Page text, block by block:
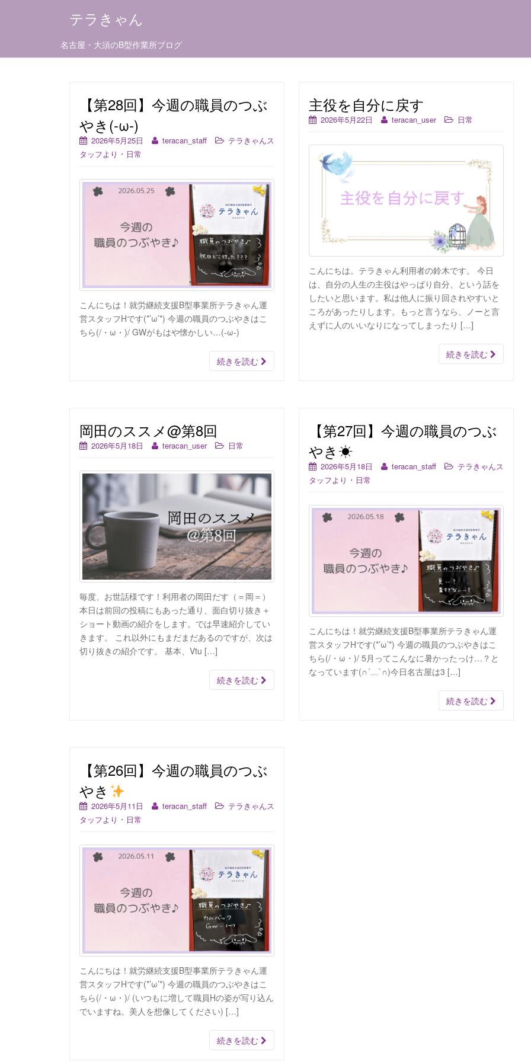
テラきゃん
名古屋・大須のB型作業所ブログ
【第28回】今週の職員のつぶ
やき(-ω-)
2026年5月25日 teracan_staff
テラきゃんス
タッフより ・ 日常
こんにちは！就労継続支援B型事業所テラきゃん運
営スタッフHです(*’ω’*) 今週の職員のつぶやきはこ
ちら(/・ω・)/ GWがもはや懐かしい…(-ω-)
続きを読む
主役を自分に戻す
2026年5月22日 teracan_user 日常
こんにちは。テラきゃん利用者の鈴木です。 今日
は、自分の人生の主役はやっぱり自分、という話を
したいと思います。私は他人に振り回されやすいと
ころがあったりします。もっと言うなら、ノーと言
えずに人のいいなりになってしまったり […]
続きを読む
岡田のススメ@第8回
2026年5月18日 teracan_user 日常
毎度、お世話様です！利用者の岡田だす（＝岡＝）
本日は前回の投稿にもあった通り、面白切り抜き＋
ショート動画の紹介をします。では早速紹介してい
きます。 これ以外にもまだまだあるのですが、次は
切り抜きの紹介です。 基本、Vtu […]
続きを読む
【第27回】今週の職員のつぶ
やき☀
2026年5月18日 teracan_staff
テラきゃんス
タッフより ・ 日常
こんにちは！就労継続支援B型事業所テラきゃん運
営スタッフHです(*’ω’*) 今週の職員のつぶやきはこ
ちら(/・ω・)/ 5月ってこんなに暑かったっけ…？と
なっています(∩´﹏`∩)今日名古屋は3 […]
続きを読む
【第26回】今週の職員のつぶ
やき
2026年5月11日 teracan_staff
テラきゃんス
タッフより ・ 日常
こんにちは！就労継続支援B型事業所テラきゃん運
営スタッフHです(*’ω’*) 今週の職員のつぶやきはこ
ちら(/・ω・)/ (いつもに増して職員Hの姿が写り込ん
でいますね。美人を想像してください) […]
続きを読む